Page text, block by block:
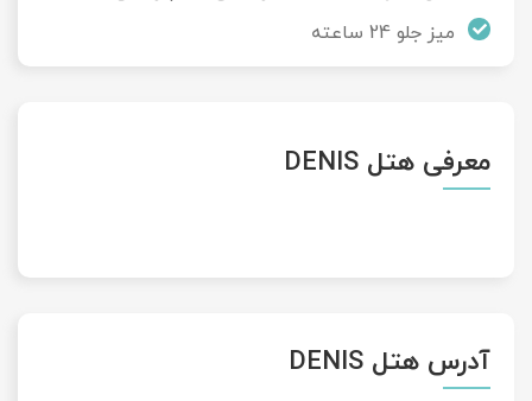
میز جلو 24 ساعته
معرفی هتل DENIS
آدرس هتل DENIS